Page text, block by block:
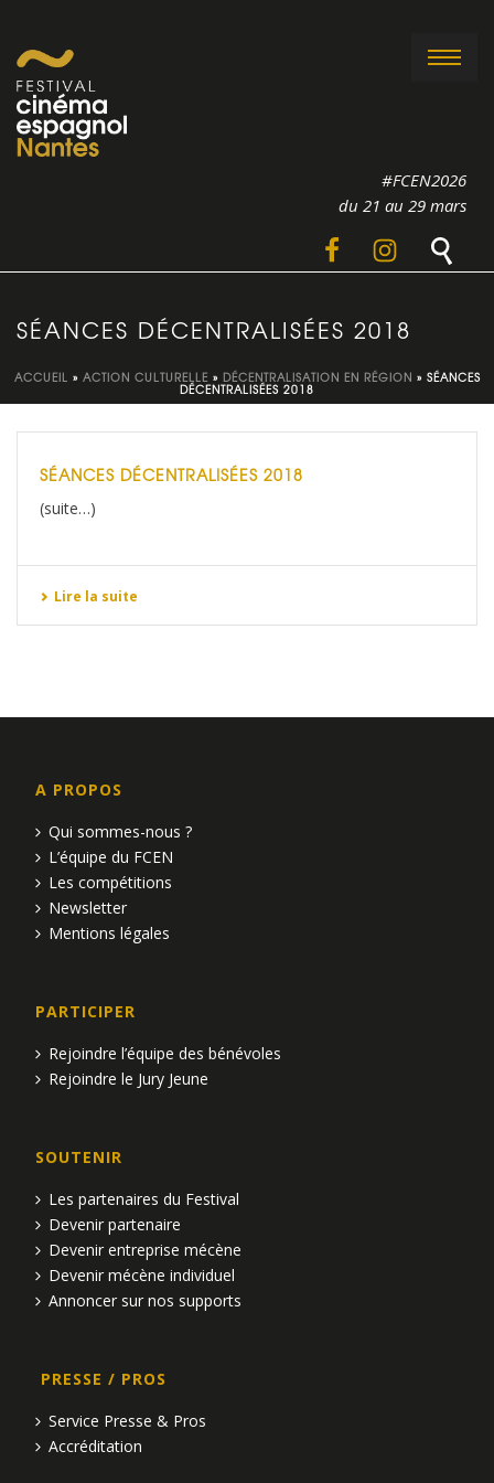
#FCEN2026
du 21 au 29 mars
SÉANCES DÉCENTRALISÉES 2018
ACCUEIL » ACTION CULTURELLE » DÉCENTRALISATION EN RÉGION » SÉANCES
DÉCENTRALISÉES 2018
SÉANCES DÉCENTRALISÉES 2018
(suite…)
Lire la suite
A PROPOS
Qui sommes-nous ?
L’équipe du FCEN
Les compétitions
Newsletter
Mentions légales
PARTICIPER
Rejoindre l’équipe des bénévoles
Rejoindre le Jury Jeune
SOUTENIR
Les partenaires du Festival
Devenir partenaire
Devenir entreprise mécène
Devenir mécène individuel
Annoncer sur nos supports
PRESSE / PROS
Service Presse & Pros
Accréditation